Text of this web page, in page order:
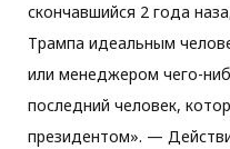
скончавшийся 2 года
Трампа идеальным
или менеджером чего-
последний человек,
президентом». —